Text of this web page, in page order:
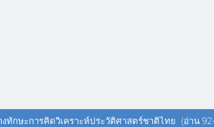
ทักษะการคิดวิเคราะห์ประวัติศาสตร์ชาติไทย (อ่าน